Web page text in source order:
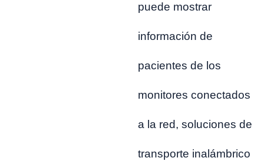
puede mostrar
información de
pacientes de los
monitores conectados
a la red, soluciones de
transporte inalámbrico